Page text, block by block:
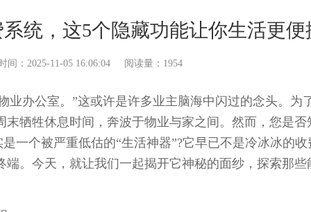
统，这5个隐藏功能让你生活更便
：2025-11-05 16:06:04 阅读量：1954
公室。”这或许是许多业主脑海中闪过的念头。为
牺牲休息时间，奔波于物业与家之间。然而，您是否
一个被严重低估的“生活神器”?它早已不是冷冰冰的收
。今天，就让我们一起揭开它神秘的面纱，探索那些